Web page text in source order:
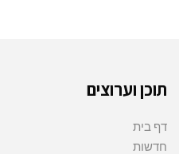
תוכן וערוצים
דף בית
חדשות